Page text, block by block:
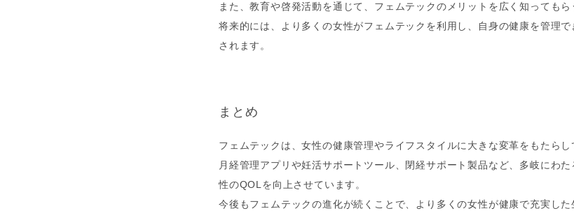
また、教育や啓発活動を通じて、フェムテックのメリットを広く知ってもら
将来的には、より多くの女性がフェムテックを利用し、自身の健康を管理
されます。
まとめ
フェムテックは、女性の健康管理やライフスタイルに大きな変革をもたらし
月経管理アプリや妊活サポートツール、閉経サポート製品など、多岐にわ
性のQOLを向上させています。
今後もフェムテックの進化が続くことで、より多くの女性が健康で充実し